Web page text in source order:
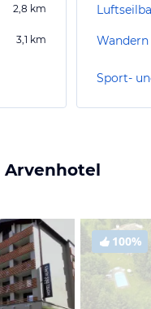
2,8 km
3,1 km Wandern
Sport-
Arvenhotel
100%